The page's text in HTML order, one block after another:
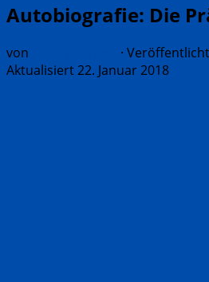
Autobiografie: Die
von · Veröffentlicht
Aktualisiert22. Januar 2018